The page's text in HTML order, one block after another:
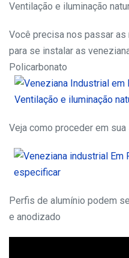
Ventilação e iluminação
Você precisa nos passar
para se instalar as
Policarbonato
Veja como proceder em
Perfis de alumínio podem
e anodizado